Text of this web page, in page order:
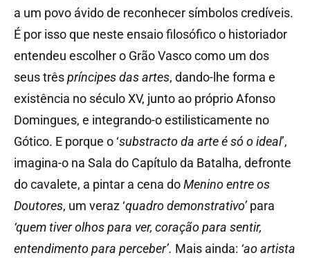
a um povo ávido de reconhecer símbolos credíveis.
É por isso que neste ensaio filosófico o historiador
entendeu escolher o Grão Vasco como um dos
seus trêspríncipes das artes, dando-lhe forma e
existência no século XV, junto ao próprio Afonso
Domingues, e integrando-o estilisticamente no
Gótico. E porque o ‘substracto da arte é só o ideal’,
imagina-o na Sala do Capítulo da Batalha, defronte
do cavalete, a pintar a cena doMenino entre os
Doutores, um veraz ‘quadro demonstrativo’para
‘quem tiver olhos para ver, coração para sentir,
entendimento para perceber’. Mais ainda: ‘ao artista